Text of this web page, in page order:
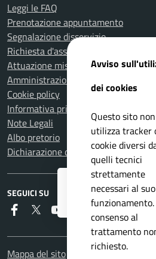
Registrati ai serviziAPP IO
aggiornamenti dall'Ente
Leggi le FAQ
Prenotazione appuntamento
Segnalazione disservizio
Richiesta d'assistenza
Attuazione misure PNRR
Amministrazione trasparente
Cookie policy
Informativa privacy
Note Legali
Albo pretorio
Dichiarazione di accessibilità
SEGUICI SU
FaceboookTwitter YoutubeInstagram
RSS
Mappa del sito
Avviso
dei cookies
Questo sito non
utilizza tracker
cookie diversi
quelli tecnici
strettamente
necessari al suo
consenso al
trattamento
richiesto.